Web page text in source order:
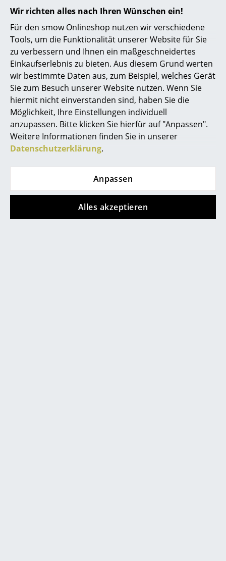
Wir richten alles nach Ihren Wünschen ein!
Für den smow Onlineshop nutzen wir verschiedene
Tools, um die Funktionalität unserer Website für Sie
zu verbessern und Ihnen ein maßgeschneidertes
Einkaufserlebnis zu bieten. Aus diesem Grund werten
wir bestimmte Daten aus, zum Beispiel, welches Gerät
Sie zum Besuch unserer Website nutzen. Wenn Sie
hiermit nicht einverstanden sind, haben Sie die
Möglichkeit, Ihre Einstellungen individuell
anzupassen. Bitte klicken Sie hierfür auf "Anpassen".
Weitere Informationen finden Sie in unserer
Datenschutzerklärung.
Anpassen
Alles akzeptieren
Kinderbetten
Nachttische & Bettzubehör
... alle Betten
Accessoires
Uhren
Spiegel
Figuren & Miniaturen
Sofort lieferbar
1 x sofort lieferbar,
Lieferzeit 1-2 Werktage
(Lieferland Deutschland)
Kartell
Okra Vase
Sofort lieferbar
Teresa Frozen
466,00 €
Sofort lieferbar